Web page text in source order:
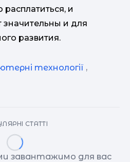
и
значительны и для
развития.
технології ,
СТАТТІ
завантажимо для вас